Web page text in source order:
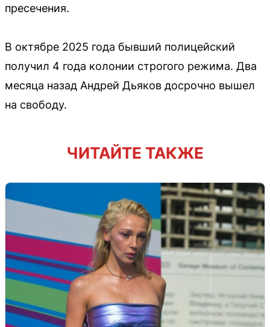
пресечения.
В октябре 2025 года бывший полицейский
получил 4 года колонии строгого режима. Два
месяца назад Андрей Дьяков досрочно вышел
на свободу.
ЧИТАЙТЕ ТАКЖЕ